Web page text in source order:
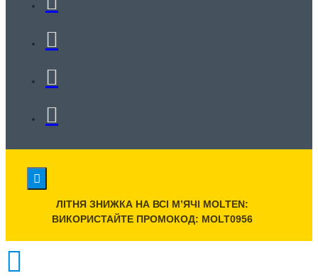
ЛІТНЯ ЗНИЖКА НА ВСІ МʼЯЧІ MOLTEN:
ВИКОРИСТАЙТЕ ПРОМОКОД: MOLT0956